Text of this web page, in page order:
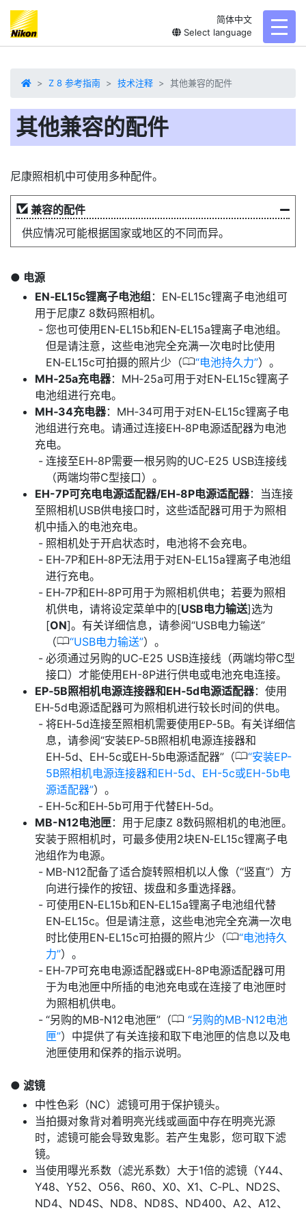
简体中文
Select language
Z 8 参考指南 技术注释 其他兼容的配件
其他兼容的配件
尼康照相机中可使用多种配件。
兼容的配件
供应情况可能根据国家或地区的不同而异。
电源
EN‑EL15c锂离子电池组：EN‑EL15c锂离子电池组可
用于尼康Z 8数码照相机。
您也可使用EN‑EL15b和EN‑EL15a锂离子电池组。
但是请注意，这些电池完全充满一次电时比使用
EN‑EL15c可拍摄的照片少（0 电池持久力 ）。
MH‑25a充电器：MH‑25a可用于对EN‑EL15c锂离子
电池组进行充电。
MH‑34充电器：MH‑34可用于对EN‑EL15c锂离子电
池组进行充电。请通过连接EH‑8P电源适配器为电池
充电。
连接至EH‑8P需要一根另购的UC‑E25 USB连接线
（两端均带C型接口）。
EH-7P可充电电源适配器/EH‑8P电源适配器：当连接
至照相机USB供电接口时，这些适配器可用于为照相
机中插入的电池充电。
照相机处于开启状态时，电池将不会充电。
EH‑7P和EH‑8P无法用于对EN‑EL15a锂离子电池组
进行充电。
EH‑7P和EH‑8P可用于为照相机供电；若要为照相
机供电，请将设定菜单中的[USB电力输送]选为
[ON]。有关详细信息，请参阅“USB电力输送”
（0 USB电力输送 ）。
必须通过另购的UC‑E25 USB连接线（两端均带C型
接口）才能使用EH-8P进行供电或电池充电连接。
EP‑5B照相机电源连接器和EH‑5d电源适配器：使用
EH‑5d电源适配器可为照相机进行较长时间的供电。
将EH‑5d连接至照相机需要使用EP‑5B。有关详细信
息，请参阅“安装EP‑5B照相机电源连接器和
EH‑5d、EH‑5c或EH‑5b电源适配器”（0 安装EP-
5B照相机电源连接器和EH-5d、EH-5c或EH-5b电
源适配器 ）。
EH‑5c和EH‑5b可用于代替EH‑5d。
MB-N12电池匣：用于尼康Z 8数码照相机的电池匣。
安装于照相机时，可最多使用2块EN‑EL15c锂离子电
池组作为电源。
MB-N12配备了适合旋转照相机以人像（“竖直”）方
向进行操作的按钮、拨盘和多重选择器。
可使用EN‑EL15b和EN‑EL15a锂离子电池组代替
EN‑EL15c。但是请注意，这些电池完全充满一次电
时比使用EN‑EL15c可拍摄的照片少（0 电池持久
力 ）。
EH‑7P可充电电源适配器或EH‑8P电源适配器可用
于为电池匣中所插的电池充电或在连接了电池匣时
为照相机供电。
“另购的MB-N12电池匣”（0 另购的MB-N12电池
匣 ）中提供了有关连接和取下电池匣的信息以及电
池匣使用和保养的指示说明。
滤镜
中性色彩（NC）滤镜可用于保护镜头。
当拍摄对象背对着明亮光线或画面中存在明亮光源
时，滤镜可能会导致鬼影。若产生鬼影，您可取下滤
镜。
当使用曝光系数（滤光系数）大于1倍的滤镜（Y44、
Y48、Y52、O56、R60、X0、X1、C‑PL、ND2S、
ND4、ND4S、ND8、ND8S、ND400、A2、A12、